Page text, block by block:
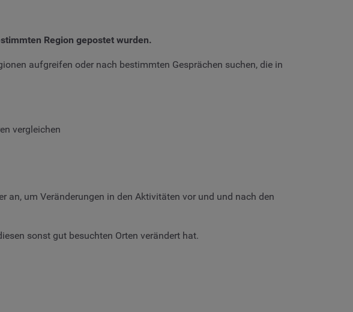
Region gepostet wurden.
aufgreifen oder nach bestimmten Gesprächen suchen, die in
vergleichen
um Veränderungen in den Aktivitäten vor und und nach den
sonst gut besuchten Orten verändert hat.